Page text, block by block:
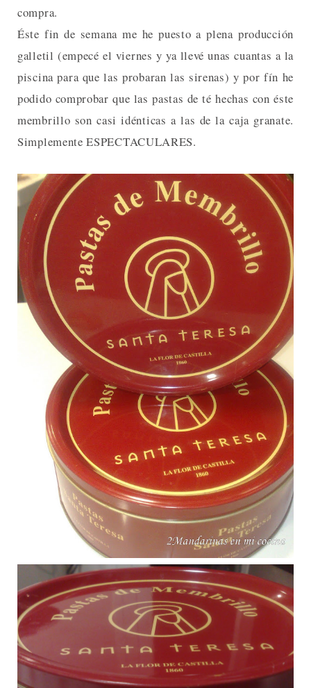
compra.
Éste fin de semana me he puesto a plena producción
galletil (empecé el viernes y ya llevé unas cuantas a la
piscina para que las probaran las sirenas) y por fín he
podido comprobar que las pastas de té hechas con éste
membrillo son casi idénticas a las de la caja granate.
Simplemente ESPECTACULARES.